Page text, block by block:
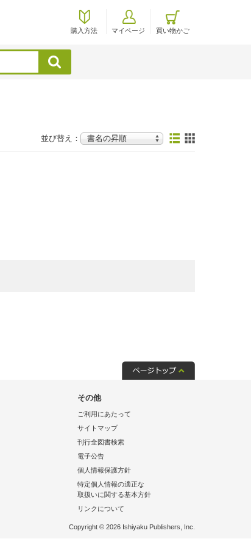
購入方法 マイページ 買い物かご
検索
並び替え：
その他
ご利用にあたって
サイトマップ
刊行全図書検索
電子公告
個人情報保護方針
特定個人情報の適正な
取扱いに関する基本方針
リンクについて
Copyright © 2026 Ishiyaku Publishers, Inc.